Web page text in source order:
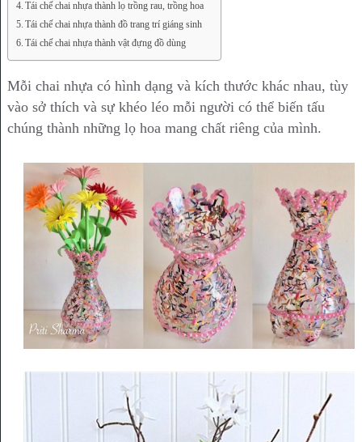
Tái chế chai nhựa thành lọ trồng rau, trồng hoa
Tái chế chai nhựa thành đồ trang trí giáng sinh
Tái chế chai nhựa thành vật đựng đồ dùng
Mỗi chai nhựa có hình dạng và kích thước khác nhau, tùy
vào sở thích và sự khéo léo mỗi người có thể biến tấu
chúng thành những lọ hoa mang chất riêng của mình.